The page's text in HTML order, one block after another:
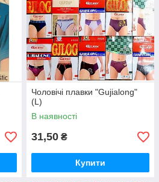
Чоловічі плавки "Gujialong"
(L)
В наявності
31,50 ₴
Купити